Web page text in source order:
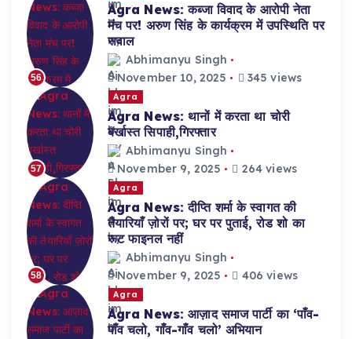
56
Agra News: कब्जा विवाद के आरोपी नेता
मंच पर! अरुण सिंह के कार्यक्रम में उपस्थिति पर
सवाल
Abhimanyu Singh
November 10, 2025
345 views
57
Agra
Agra News: थानों में करता था चोरी
बर्खास्त सिपाही,गिरफ्तार
Abhimanyu Singh
November 9, 2025
264 views
58
Agra
Agra News: दीप्ति शर्मा के स्वागत की
तैयारियाँ ज़ोरों पर; घर पर पुताई, रोड शो का
रूट फाइनल नहीं
Abhimanyu Singh
November 9, 2025
406 views
Agra
Agra News: आज़ाद समाज पार्टी का ‘पाँव-
पाँव चलो, गाँव-गाँव चलो’ अभियान